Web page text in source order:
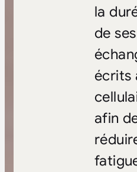
la
de ses
écrits
afin